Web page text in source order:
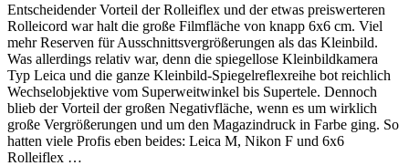
Entscheidender Vorteil der Rolleiflex und der etwas preiswerteren
Rolleicord war halt die große Filmfläche von knapp 6x6 cm. Viel
mehr Reserven für Ausschnittsvergrößerungen als das Kleinbild.
Was allerdings relativ war, denn die spiegellose Kleinbildkamera
Typ Leica und die ganze Kleinbild-Spiegelreflexreihe bot reichlich
Wechselobjektive vom Superweitwinkel bis Supertele. Dennoch
blieb der Vorteil der großen Negativfläche, wenn es um wirklich
große Vergrößerungen und um den Magazindruck in Farbe ging. So
hatten viele Profis eben beides: Leica M, Nikon F und 6x6
Rolleiflex …